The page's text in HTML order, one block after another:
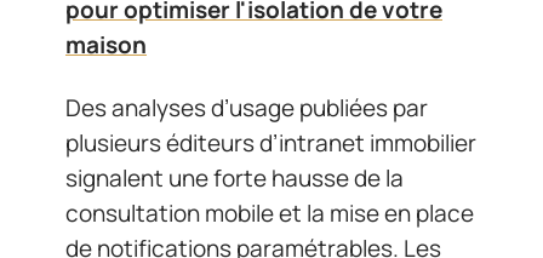
pour optimiser l'isolation de votre
maison
Des analyses d’usage publiées par
plusieurs éditeurs d’intranet immobilier
signalent une forte hausse de la
consultation mobile et la mise en place
de notifications paramétrables. Les